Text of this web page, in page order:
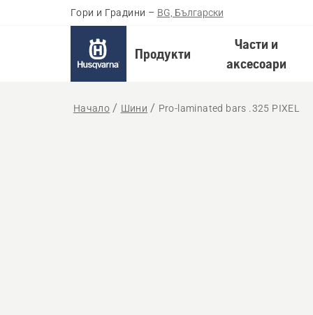
Гори и Градини – BG, Български
Продукти
Части и
аксесоари
Начало Шини Pro-laminated bars .325 PIXEL